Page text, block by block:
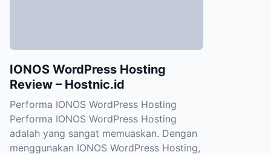
IONOS WordPress Hosting
Review – Hostnic.id
Performa IONOS WordPress Hosting
Performa IONOS WordPress Hosting
adalah yang sangat memuaskan. Dengan
menggunakan IONOS WordPress Hosting,